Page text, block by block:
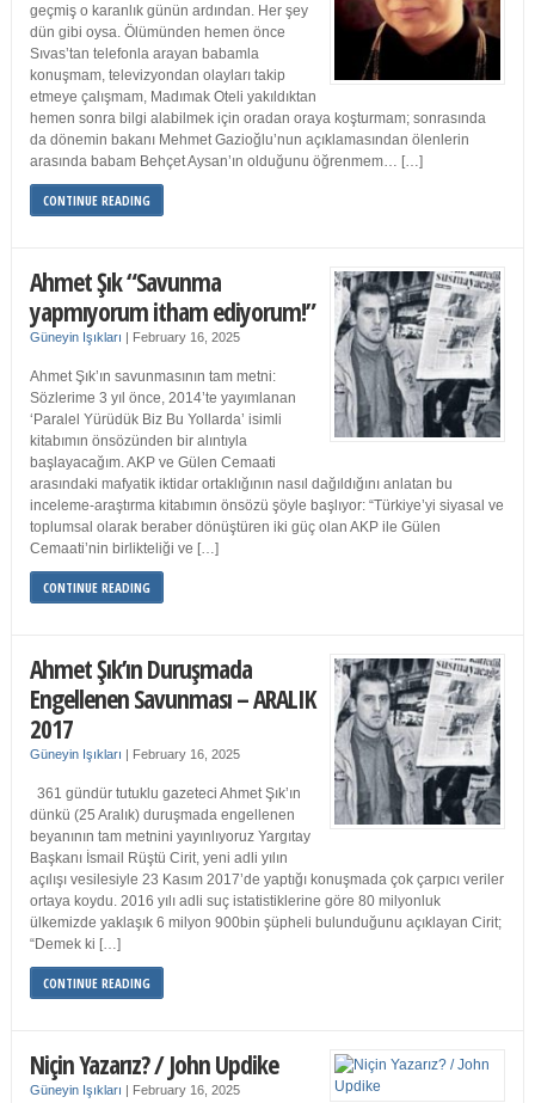
geçmiş o karanlık günün ardından. Her şey
dün gibi oysa. Ölümünden hemen önce
Sıvas’tan telefonla arayan babamla
konuşmam, televizyondan olayları takip
etmeye çalışmam, Madımak Oteli yakıldıktan
hemen sonra bilgi alabilmek için oradan oraya koşturmam; sonrasında
da dönemin bakanı Mehmet Gazioğlu’nun açıklamasından ölenlerin
arasında babam Behçet Aysan’ın olduğunu öğrenmem… […]
CONTINUE READING
Ahmet Şık “Savunma
yapmıyorum itham ediyorum!”
Güneyin Işıkları | February 16, 2025
Ahmet Şık’ın savunmasının tam metni:
Sözlerime 3 yıl önce, 2014’te yayımlanan
‘Paralel Yürüdük Biz Bu Yollarda’ isimli
kitabımın önsözünden bir alıntıyla
başlayacağım. AKP ve Gülen Cemaati
arasındaki mafyatik iktidar ortaklığının nasıl dağıldığını anlatan bu
inceleme-araştırma kitabımın önsözü şöyle başlıyor: “Türkiye’yi siyasal ve
toplumsal olarak beraber dönüştüren iki güç olan AKP ile Gülen
Cemaati’nin birlikteliği ve […]
CONTINUE READING
Ahmet Şık’ın Duruşmada
Engellenen Savunması – ARALIK
2017
Güneyin Işıkları | February 16, 2025
361 gündür tutuklu gazeteci Ahmet Şık’ın
dünkü (25 Aralık) duruşmada engellenen
beyanının tam metnini yayınlıyoruz Yargıtay
Başkanı İsmail Rüştü Cirit, yeni adli yılın
açılışı vesilesiyle 23 Kasım 2017’de yaptığı konuşmada çok çarpıcı veriler
ortaya koydu. 2016 yılı adli suç istatistiklerine göre 80 milyonluk
ülkemizde yaklaşık 6 milyon 900bin şüpheli bulunduğunu açıklayan Cirit;
“Demek ki […]
CONTINUE READING
Niçin Yazarız? / John Updike
Güneyin Işıkları | February 16, 2025